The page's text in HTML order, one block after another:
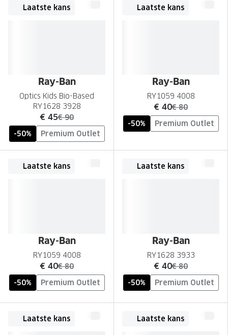
Laatste kans
Ray-Ban
Optics Kids Bio-Based
RY1628 3928
nu:
€ 45was:
€ 90
-50%
Premium Outlet
Laatste kans
Ray-Ban
RY1059 4008
nu:
€ 40was:
€ 80
-50%
Premium Outlet
Laatste kans
Ray-Ban
RY1059 4008
nu:
€ 40was:
€ 80
-50%
Premium Outlet
Laatste kans
Ray-Ban
RY1628 3933
nu:
€ 40was:
€ 80
-50%
Premium Outlet
Laatste kans Laatste kans